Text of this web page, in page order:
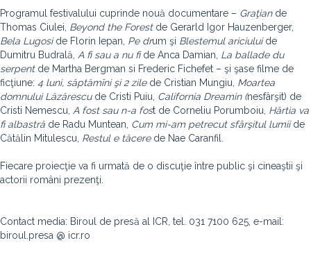
Programul festivalului cuprinde nouă documentare – Graţian de
Thomas Ciulei, Beyond the Forestde Gerarld Igor Hauzenberger,
Bela Lugoside Florin Iepan, Pe drum şi Blestemul ariciuluide
Dumitru Budrală, A fi sau a nu fide Anca Damian, La ballade du
serpentde Martha Bergman si Frederic Fichefet – şi şase filme de
ficţiune: 4 luni, săptămîni şi 2 zilede Cristian Mungiu, Moartea
domnului Lăzărescu de Cristi Puiu, California Dreamin (nesfârşit) de
Cristi Nemescu, A fost sau n-a fost de Corneliu Porumboiu, Hârtia va
fi albastră de Radu Muntean, Cum mi-am petrecut sfârşitul lumiide
Cătălin Mitulescu, Restul e tăcerede Nae Caranfil.
Fiecare proiecţie va fi urmată de o discuţie între public şi cineaştii şi
actorii români prezenţi.
Contact media: Biroul de presă al ICR, tel. 031 7100 625, e-mail:
biroul.presa @ icr.ro